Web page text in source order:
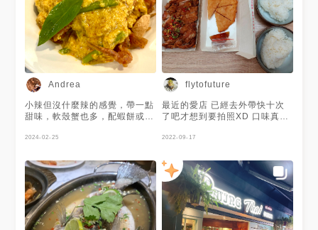
Andrea
小辣但沒什麼辣的感覺，帶一點
甜味，軟殼蟹也多，配蝦餅或白
2024-02-25
flytofuture
最近的愛店 已經去外帶快十次
了吧才想到要拍照XD 口味真的
座 還有人候位 高人氣👍👍👍 實
氣氛美燈光佳居然還不用服務費
要不是帶嫩嬰去外面很麻煩 也
不用次次都外帶了～
2022-09-17